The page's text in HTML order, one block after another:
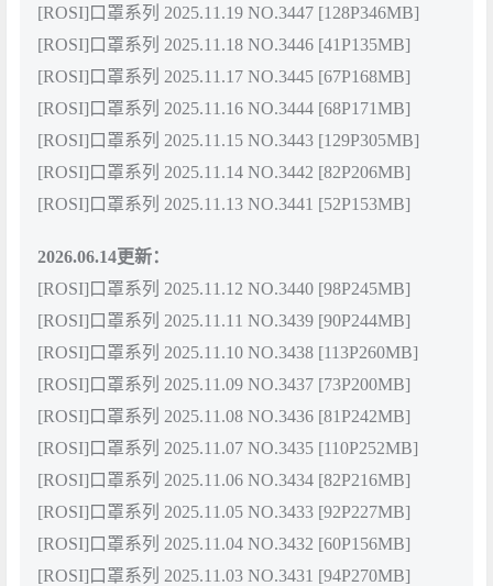
[ROSI]口罩系列 2025.11.19 NO.3447 [128P346MB]
[ROSI]口罩系列 2025.11.18 NO.3446 [41P135MB]
[ROSI]口罩系列 2025.11.17 NO.3445 [67P168MB]
[ROSI]口罩系列 2025.11.16 NO.3444 [68P171MB]
[ROSI]口罩系列 2025.11.15 NO.3443 [129P305MB]
[ROSI]口罩系列 2025.11.14 NO.3442 [82P206MB]
[ROSI]口罩系列 2025.11.13 NO.3441 [52P153MB]
2026.06.14更新：
[ROSI]口罩系列 2025.11.12 NO.3440 [98P245MB]
[ROSI]口罩系列 2025.11.11 NO.3439 [90P244MB]
[ROSI]口罩系列 2025.11.10 NO.3438 [113P260MB]
[ROSI]口罩系列 2025.11.09 NO.3437 [73P200MB]
[ROSI]口罩系列 2025.11.08 NO.3436 [81P242MB]
[ROSI]口罩系列 2025.11.07 NO.3435 [110P252MB]
[ROSI]口罩系列 2025.11.06 NO.3434 [82P216MB]
[ROSI]口罩系列 2025.11.05 NO.3433 [92P227MB]
[ROSI]口罩系列 2025.11.04 NO.3432 [60P156MB]
[ROSI]口罩系列 2025.11.03 NO.3431 [94P270MB]